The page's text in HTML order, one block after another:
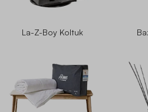
La-Z-Boy Koltuk